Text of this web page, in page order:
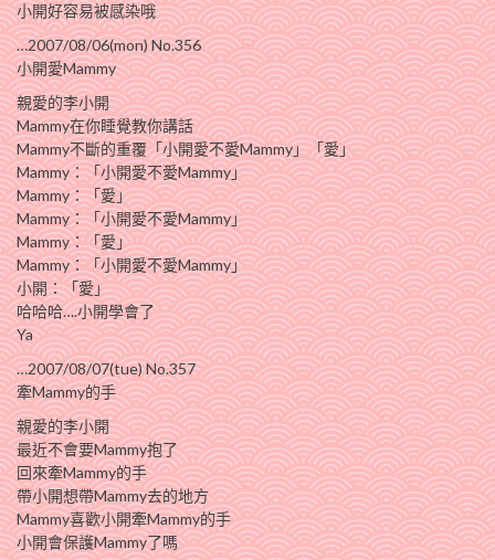
小開好容易被感染哦
…2007/08/06(mon) No.356
小開愛Mammy
親愛的李小開
Mammy在你睡覺教你講話
Mammy不斷的重覆「小開愛不愛Mammy」「愛」
Mammy：「小開愛不愛Mammy」
Mammy：「愛」
Mammy：「小開愛不愛Mammy」
Mammy：「愛」
Mammy：「小開愛不愛Mammy」
小開：「愛」
哈哈哈….小開學會了
Ya
…2007/08/07(tue) No.357
牽Mammy的手
親愛的李小開
最近不會要Mammy抱了
回來牽Mammy的手
帶小開想帶Mammy去的地方
Mammy喜歡小開牽Mammy的手
小開會保護Mammy了嗎